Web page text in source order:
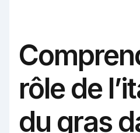
rôle de
du gras